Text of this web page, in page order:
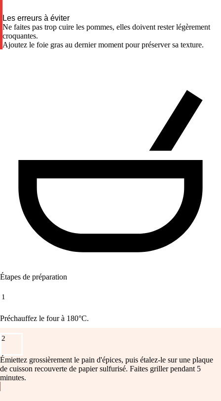
Les erreurs à éviter
Ne faites pas trop cuire les pommes, elles doivent rester légèrement
croquantes.
Ajoutez le foie gras au dernier moment pour préserver sa texture.
Étapes de préparation
1
Préchauffez le four à 180°C.
2
Émiettez grossièrement le pain d'épices, puis étalez-le sur une plaque
de cuisson recouverte de papier sulfurisé. Faites griller pendant 5
minutes.